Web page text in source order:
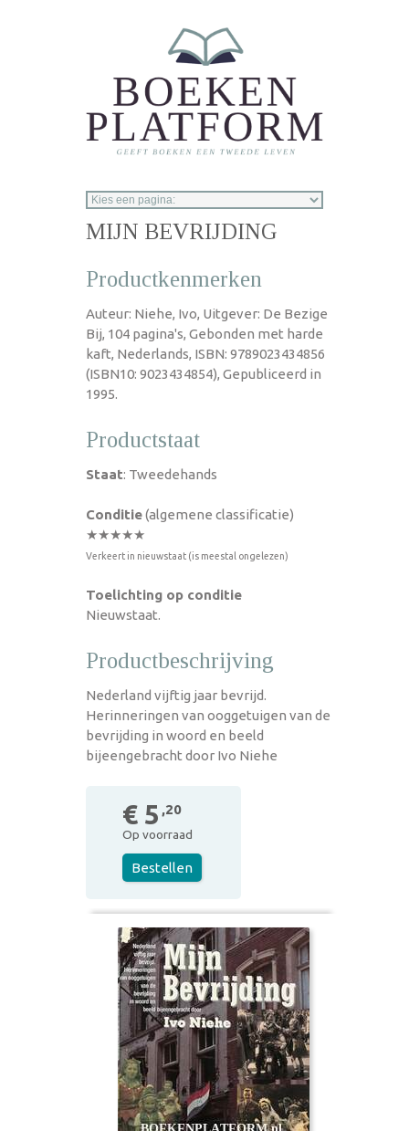
MIJN BEVRIJDING
Productkenmerken
Auteur: Niehe, Ivo, Uitgever: De Bezige
Bij, 104 pagina's, Gebonden met harde
kaft, Nederlands, ISBN: 9789023434856
(ISBN10: 9023434854), Gepubliceerd in
1995.
Productstaat
Staat: Tweedehands
Conditie(algemene classificatie)
★★★★★
Verkeert in nieuwstaat (is meestal ongelezen)
Toelichting op conditie
Nieuwstaat.
Productbeschrijving
Nederland vijftig jaar bevrijd.
Herinneringen van ooggetuigen van de
bevrijding in woord en beeld
bijeengebracht door Ivo Niehe
€ 5 ,20
Op voorraad
Bestellen